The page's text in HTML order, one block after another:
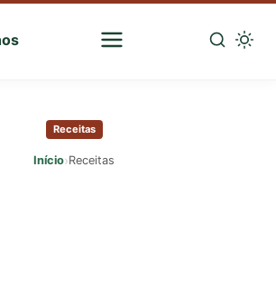
Receitas
Início›Receitas